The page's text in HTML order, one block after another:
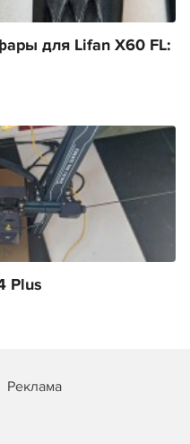
для Lifan X60 FL:
Plus
Реклама